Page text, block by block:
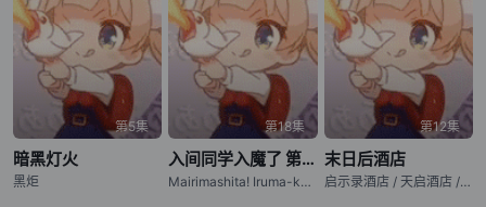
第5集
暗黑灯火
黑炬
第18集
入间同学入魔了 第四季
Mairimashita! Iruma-kun 4 / Welcome to Demon School! Iruma-kun Season 4
第12集
末日后酒店
启示录酒店 / 天启酒店 / Apocalypse Hotel